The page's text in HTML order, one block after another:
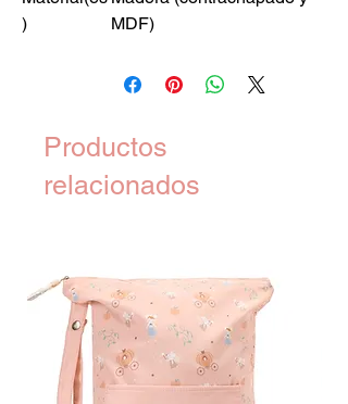
)
MDF)
Productos
relacionados